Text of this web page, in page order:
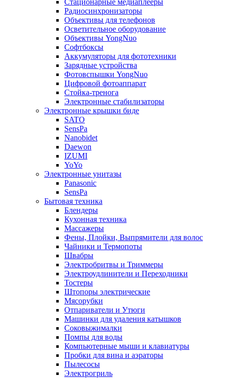
Стационарные медиаплееры
Радиосинхронизаторы
Объективы для телефонов
Осветительное оборудование
Объективы YongNuo
Софтбоксы
Аккумуляторы для фототехники
Зарядные устройства
Фотовспышки YongNuo
Цифровой фотоаппарат
Стойка-тренога
Электронные стабилизаторы
Электронные крышки биде
SATO
SensPa
Nanobidet
Daewon
IZUMI
YoYo
Электронные унитазы
Panasonic
SensPa
Бытовая техника
Блендеры
Кухонная техника
Массажеры
Фены, Плойки, Выпрямители для волос
Чайники и Термопоты
Швабры
Электробритвы и Триммеры
Электроудлинители и Переходники
Тостеры
Штопоры электрические
Мясорубки
Отпариватели и Утюги
Машинки для удаления катышков
Соковыжималки
Помпы для воды
Компьютерные мыши и клавиатуры
Пробки для вина и аэраторы
Пылесосы
Электрогриль